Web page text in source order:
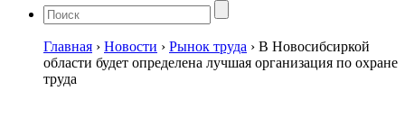
Главная › Новости › Рынок труда › В Новосибсиркой
области будет определена лучшая организация по охране
труда